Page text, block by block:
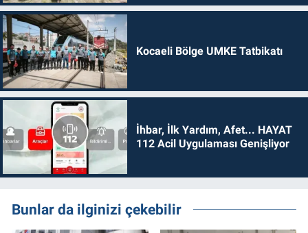
Kocaeli Bölge UMKE Tatbikatı
İhbar, İlk Yardım, Afet... HAYAT
112 Acil Uygulaması Genişliyor
Bunlar da ilginizi çekebilir